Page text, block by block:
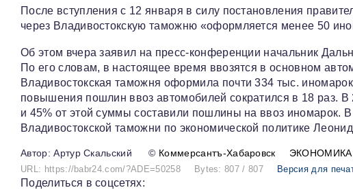
После вступления с 12 января в силу постановления
через Владивостокскую таможню «оформляется менее 50
Об этом вчера заявил на пресс-конференции начальник
По его словам, в настоящее время ввозятся в основном
Владивостокская таможня оформила почти 334 тыс.
повышения пошлин ввоз автомобилей сократился в 18 раз.
и 45% от этой суммы составили пошлины на ввоз иномарок. В
Владивостокской таможни по экономической политике
Артур Скальский © Коммерсантъ-Хабаровск ЭКОНОМИКА
URL: https://babr24.com/?ADE=50258 Bytes: 807 / 807 Версия для
Поделиться в соцсетях: